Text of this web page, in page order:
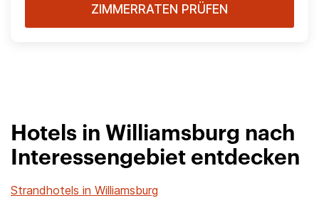
ZIMMERRATEN PRÜFEN
Hotels in Williamsburg nach
Interessengebiet entdecken
Strandhotels in Williamsburg